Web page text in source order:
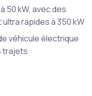
50 kW, avec des
rapides à 350 kW
véhicule électrique
trajets